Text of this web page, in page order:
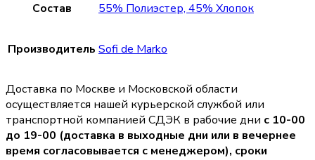
Состав 55% Полиэстер, 45% Хлопок
Производитель Sofi de Marko
Доставка по Москве и Московской области
осуществляется нашей курьерской службой или
транспортной компанией СДЭК в рабочие дни с 10-00
до 19-00 (доставка в выходные дни или в вечернее
время согласовывается с менеджером), сроки